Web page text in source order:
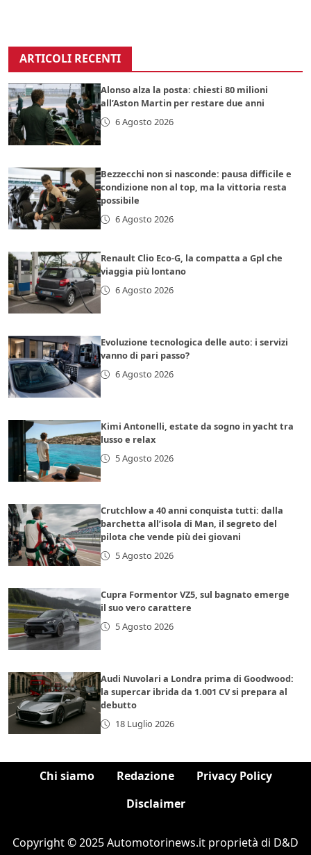
ARTICOLI RECENTI
Alonso alza la posta: chiesti 80 milioni
all’Aston Martin per restare due anni
6 Agosto 2026
Bezzecchi non si nasconde: pausa difficile e
condizione non al top, ma la vittoria resta
possibile
6 Agosto 2026
Renault Clio Eco-G, la compatta a Gpl che
viaggia più lontano
6 Agosto 2026
Evoluzione tecnologica delle auto: i servizi
vanno di pari passo?
6 Agosto 2026
Kimi Antonelli, estate da sogno in yacht tra
lusso e relax
5 Agosto 2026
Crutchlow a 40 anni conquista tutti: dalla
barchetta all’isola di Man, il segreto del
pilota che vende più dei giovani
5 Agosto 2026
Cupra Formentor VZ5, sul bagnato emerge
il suo vero carattere
5 Agosto 2026
Audi Nuvolari a Londra prima di Goodwood:
la supercar ibrida da 1.001 CV si prepara al
debutto
18 Luglio 2026
Chi siamo Redazione
Privacy Policy
Disclaimer
Copyright © 2025 Automotorinews.it proprietà di D&D